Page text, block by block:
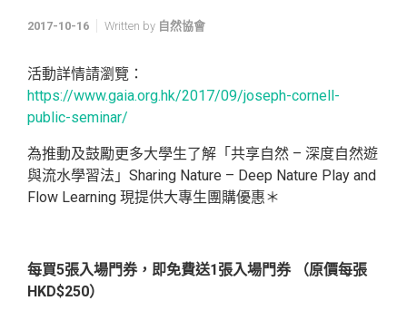
2017-10-16 Written by 自然協會
活動詳情請瀏覽：
https://www.gaia.org.hk/2017/09/joseph-cornell-
public-seminar/
為推動及鼓勵更多大學生了解「共享自然 – 深度自然遊
與流水學習法」Sharing Nature – Deep Nature Play and
Flow Learning 現提供大專生團購優惠＊
每買5張入場門券，即免費送1張入場門券 （原價每張
HKD$250）